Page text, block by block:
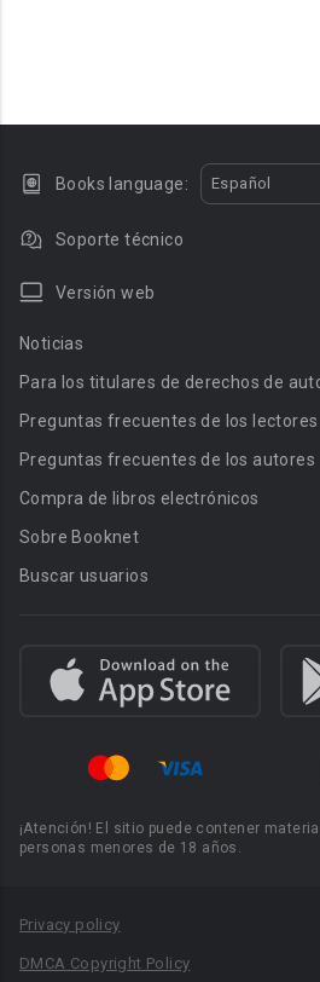
Books language: Español
Soporte técnico
Versión web
Noticias
Para los titulares de derechos de
Preguntas frecuentes de los lectores
Preguntas frecuentes de los autores
Compra de libros electrónicos
Sobre Booknet
Buscar usuarios
¡Atención! El sitio puede contener
personas menores de 18 años.
Privacy policy
DMCA Copyright Policy